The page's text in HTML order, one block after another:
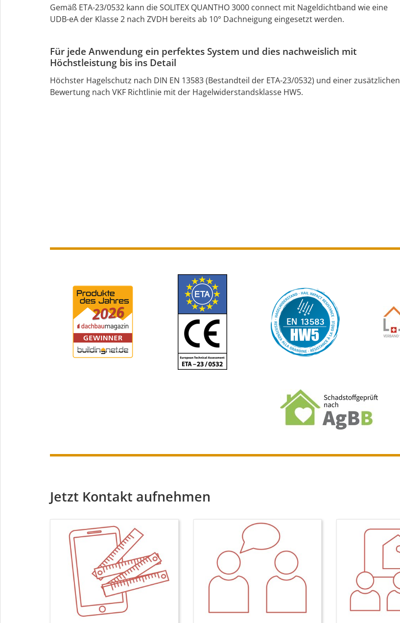
Gemäß ETA-23/0532 kann die SOLITEX QUANTHO 3000 connect mit Nageldichtband wie eine
UDB-eA der Klasse 2 nach ZVDH bereits ab 10° Dachneigung eingesetzt werden.
Für jede Anwendung ein perfektes System und dies nachweislich mit
Höchstleistung bis ins Detail
Höchster Hagelschutz nach DIN EN 13583 (Bestandteil der ETA-23/0532) und einer zusätzlichen
Bewertung nach VKF Richtlinie mit der Hagelwiderstandsklasse HW5.
Jetzt Kontakt aufnehmen